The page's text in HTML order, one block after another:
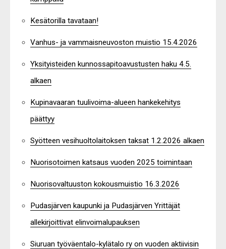
Kesätorilla tavataan!
Vanhus- ja vammaisneuvoston muistio 15.4.2026
Yksityisteiden kunnossapitoavustusten haku 4.5.
alkaen
Kupinavaaran tuulivoima-alueen hankekehitys
päättyy
Syötteen vesihuoltolaitoksen taksat 1.2.2026 alkaen
Nuorisotoimen katsaus vuoden 2025 toimintaan
Nuorisovaltuuston kokousmuistio 16.3.2026
Pudasjärven kaupunki ja Pudasjärven Yrittäjät
allekirjoittivat elinvoimalupauksen
Siuruan työväentalo-kylätalo ry on vuoden aktiivisin